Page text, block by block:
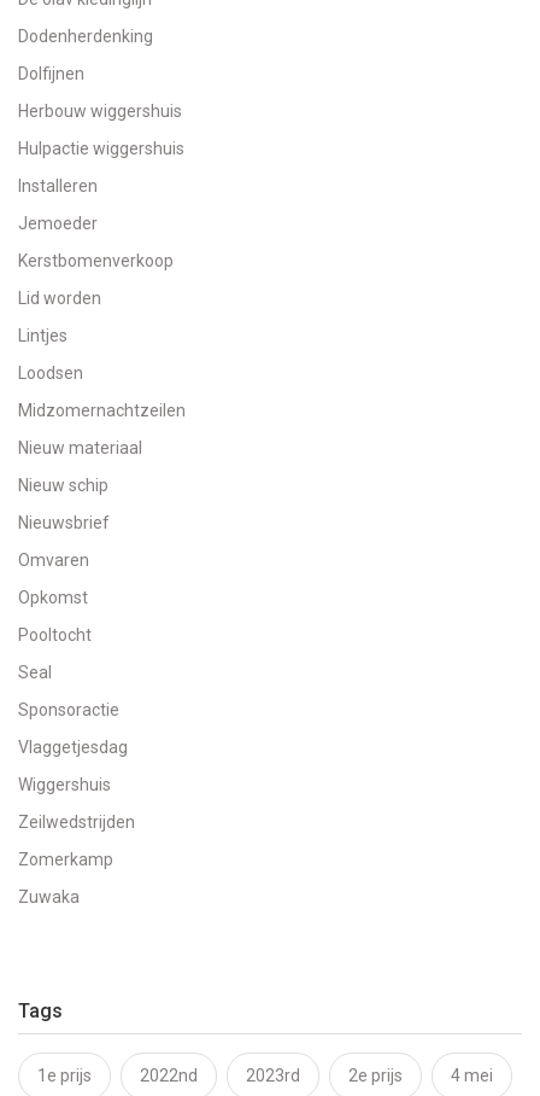
Dodenherdenking
Dolfijnen
Herbouw wiggershuis
Hulpactie wiggershuis
Installeren
Jemoeder
Kerstbomenverkoop
Lid worden
Lintjes
Loodsen
Midzomernachtzeilen
Nieuw materiaal
Nieuw schip
Nieuwsbrief
Omvaren
Opkomst
Pooltocht
Seal
Sponsoractie
Vlaggetjesdag
Wiggershuis
Zeilwedstrijden
Zomerkamp
Zuwaka
Tags
1e prijs 2022nd 2023rd 2e prijs 4 mei